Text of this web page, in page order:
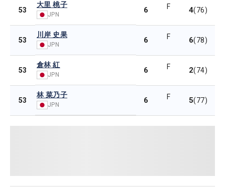
53
大里 桃子
JPN 6 F 4(76)
53
川岸 史果
JPN 6 F 6(78)
53
倉林 紅
JPN 6 F 2(74)
53
林 菜乃子
JPN 6 F 5(77)